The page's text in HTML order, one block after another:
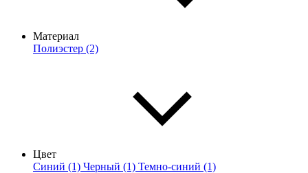
Материал
Полиэстер (2)
Цвет
Синий (1) Черный (1) Темно-синий (1)